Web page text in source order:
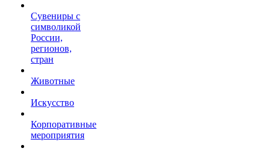
Сувениры с
символикой
России,
регионов,
стран
Животные
Искусство
Корпоративные
мероприятия